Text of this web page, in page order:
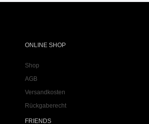
ONLINE SHOP
Shop
AGB
Versandkosten
Rückgaberecht
FRIENDS